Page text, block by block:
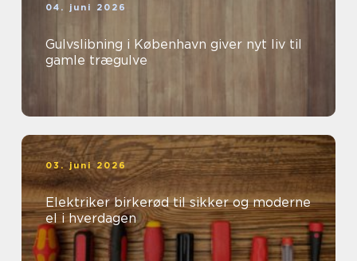
04. juni 2026
Gulvslibning i København giver nyt liv til
gamle trægulve
03. juni 2026
Elektriker birkerød til sikker og moderne
el i hverdagen